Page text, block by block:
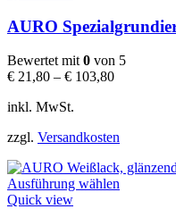
mehrere
Varianten
auf.
gewählt
AURO
Bewertet mit 0 von 5
€ 21,80 – € 103,80
inkl. MwSt.
zzgl. Versandkosten
Ausführung wählen
Quick view